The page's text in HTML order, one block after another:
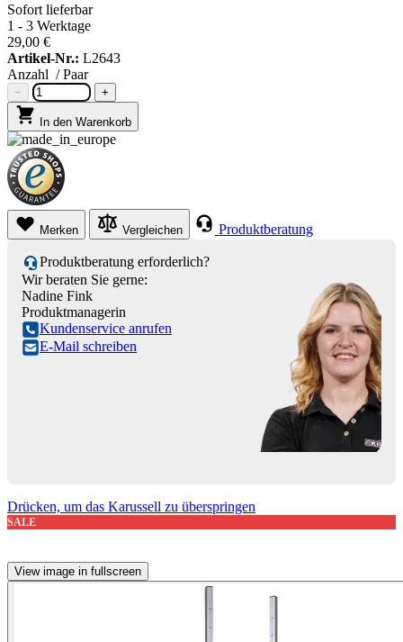
Sofort lieferbar
1 - 3 Werktage
29,00 €
Artikel-Nr.: L2643
Anzahl / Paar
− +
In den Warenkorb
Merken Vergleichen Produktberatung
Produktberatung erforderlich?
Wir beraten Sie gerne:
Nadine Fink
Produktmanagerin
Kundenservice anrufen
E-Mail schreiben
Drücken, um das Karussell zu überspringen
SALE
View image in fullscreen